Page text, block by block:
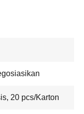
20 pcs/Karton